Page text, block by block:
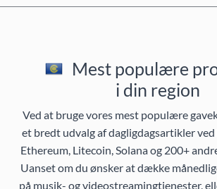
Mest populære
i din region
Ved at bruge vores mest populære
et bredt udvalg af dagligdagsartikler
Ethereum, Litecoin, Solana og 200+
Uanset om du ønsker at dække
på musik- og videostreamingtjenester,